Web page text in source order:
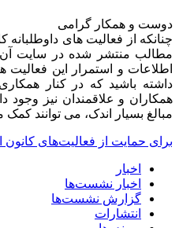
دوست و همکار گرامی
چنانکه از فعالیت های
مطالب منتشر شده در سایت آن
اطلاعات و استمرار این فعالیت
داشته باشید که در کنار
همکاران و علاقمندان نیز
مبالغ بسیار اندک، می توانند
برای حمایت از فعالیت‌های
اخبار
اخبار نشست‌ها
گزارش نشست‌ها
انتشارات